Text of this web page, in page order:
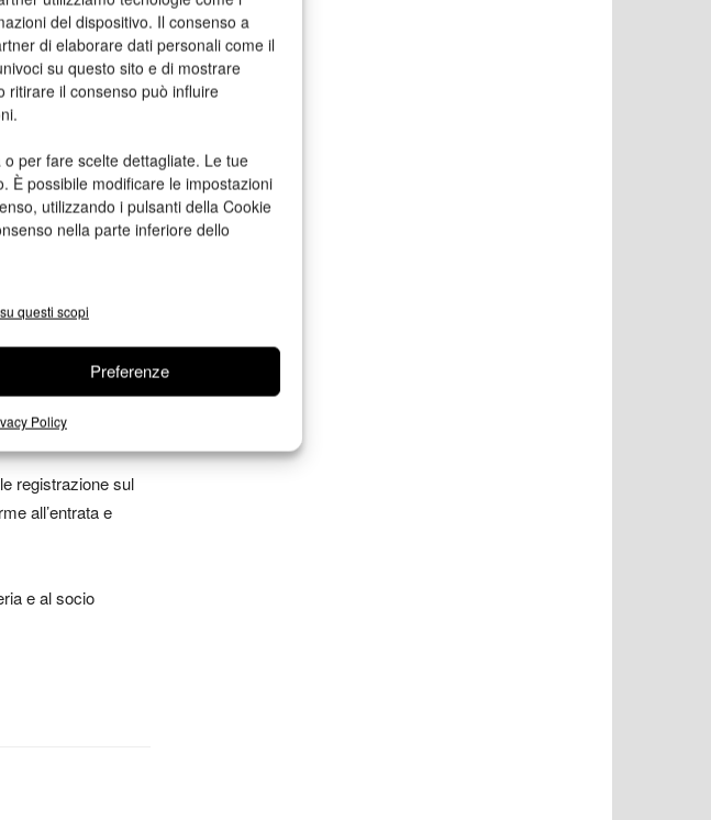
del dispositivo. Il consenso a
di elaborare dati personali come il
su questo sito e di mostrare
ritirare il consenso può influire
per fare scelte dettagliate. Le tue
È possibile modificare le impostazioni
utilizzando i pulsanti della Cookie
nella parte inferiore dello
questi scopi
Preferenze
Policy
Pollenzo
internazionale di
è previsto
ha inteso risaltare
in accordo
registrazione sul
all’entrata e
e al socio